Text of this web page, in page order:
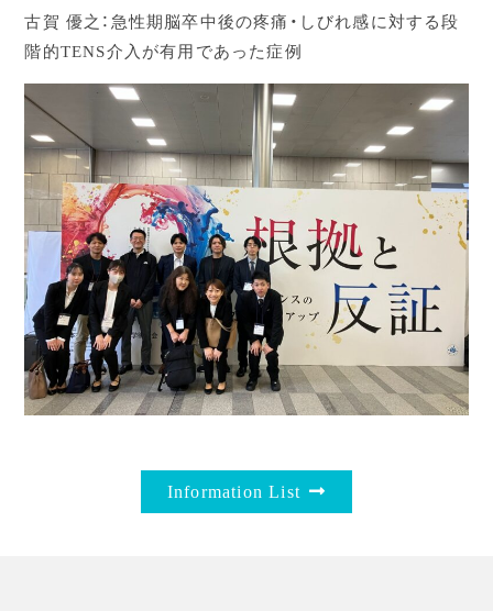
古賀 優之：急性期脳卒中後の疼痛・しびれ感に対する段
階的TENS介入が有用であった症例
Information List